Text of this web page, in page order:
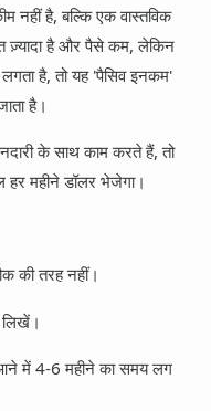
नहीं है, बल्कि एक वास्तविक
है और पैसे कम, लेकिन
है, तो यह 'पैसिव इनकम'
है।
के साथ काम करते हैं, तो
महीने डॉलर भेजेगा।
की तरह नहीं।
में 4-6 महीने का समय लग